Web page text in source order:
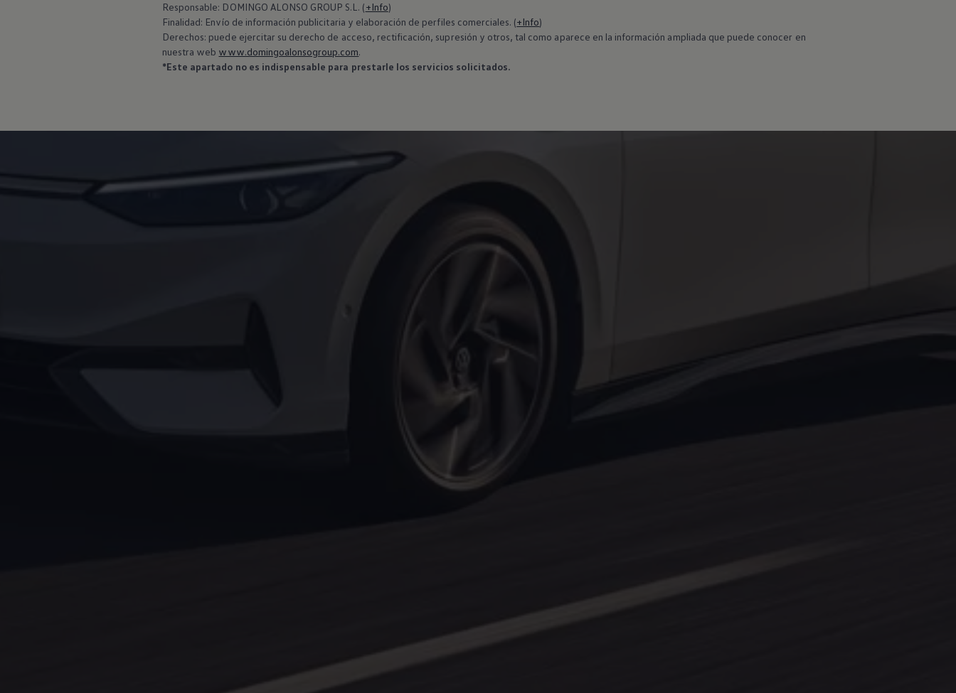
‍Responsable: DOMINGO ALONSO GROUP S.L. (+Info)
Finalidad: Envío de información publicitaria y elaboración de perfiles comerciales. (+Info)
Derechos: puede ejercitar su derecho de acceso, rectificación, supresión y otros, tal como aparece en la información ampliada que puede conocer en
nuestra web www.domingoalonsogroup.com.
*Este apartado no es indispensable para prestarle los servicios solicitados.